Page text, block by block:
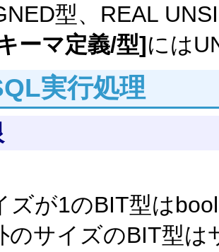
型、REAL
ーマ定義/型]には
実行処理
ズが1のBIT型は
のサイズのBIT型